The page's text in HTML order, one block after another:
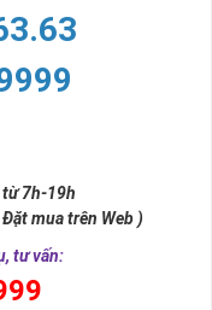
từ 7h-19h
mua trên Web )
tư vấn: